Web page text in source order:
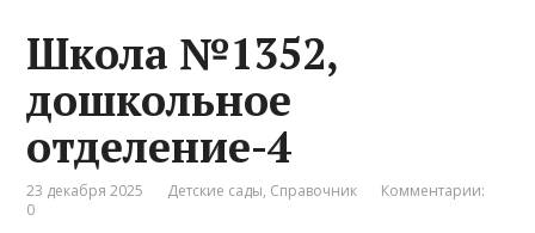
Школа №1352,
дошкольное
отделение-4
23 декабря 2025 Детские сады, Справочник
Комментарии:
0